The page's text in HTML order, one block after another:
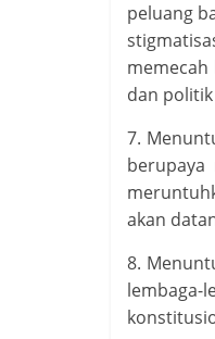
peluang
memecah
dan
7.
berupaya
akan
8.
lembaga-